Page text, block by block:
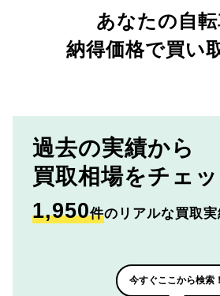
あなたの自転
納得価格で買い
過去の実績から
買取相場をチェ
1,950件のリアルな買取実
今すぐここから検索！